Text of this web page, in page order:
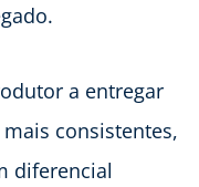
a entregar
consistentes,
diferencial